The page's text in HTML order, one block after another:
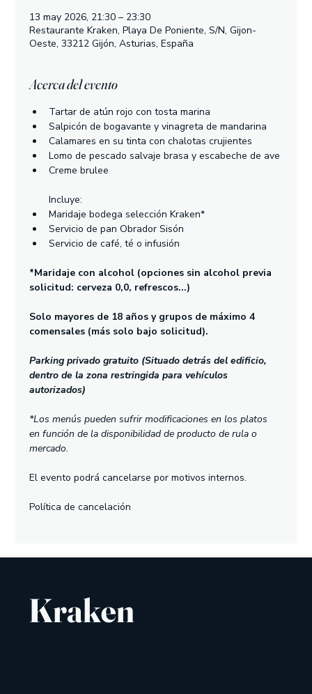
13 may 2026, 21:30 – 23:30
Restaurante Kraken, Playa De Poniente, S/N, Gijon-
Oeste, 33212 Gijón, Asturias, España
Acerca del evento
Tartar de atún rojo con tosta marina
Salpicón de bogavante y vinagreta de mandarina
Calamares en su tinta con chalotas crujientes
Lomo de pescado salvaje brasa y escabeche de ave
Creme brulee
Incluye:
Maridaje bodega selección Kraken*
Servicio de pan Obrador Sisón
Servicio de café, té o infusión
*Maridaje con alcohol (opciones sin alcohol previa
solicitud: cerveza 0,0, refrescos...)
Solo mayores de 18 años y grupos de máximo 4
comensales (más solo bajo solicitud).
Parking privado gratuito (Situado detrás del edificio,
dentro de la zona restringida para vehículos
autorizados)
*Los menús pueden sufrir modificaciones en los platos
en función de la disponibilidad de producto de rula o
mercado.
El evento podrá cancelarse por motivos internos.
Política de cancelación
Kraken